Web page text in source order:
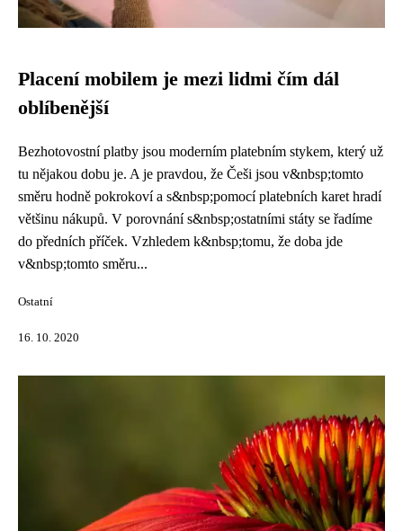
Placení mobilem je mezi lidmi čím dál
oblíbenější
Bezhotovostní platby jsou moderním platebním stykem, který už
tu nějakou dobu je. A je pravdou, že Češi jsou v&nbsp;tomto
směru hodně pokrokoví a s&nbsp;pomocí platebních karet hradí
většinu nákupů. V porovnání s&nbsp;ostatními státy se řadíme
do předních příček. Vzhledem k&nbsp;tomu, že doba jde
v&nbsp;tomto směru...
Ostatní
16. 10. 2020